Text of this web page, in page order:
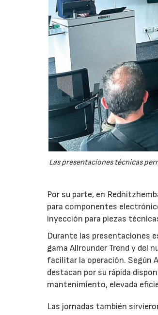
Las presentaciones técnicas
Por su parte, en
para componentes
inyección para piezas
Durante las presentaciones
gama Allrounder Trend y del
facilitar la operación. Según
destacan por su rápida
mantenimiento, elevada
Las jornadas también